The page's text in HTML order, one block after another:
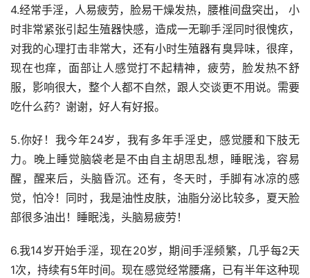
4.经常手淫，人易疲劳，脸易干燥发热，腰椎间盘突出， 小
时非常紧张引起生殖器快感，造成一无聊手淫同时很愧疚，
对我的心理打击非常大，还有小时生殖器有臭异味，很痒，
现在也痒，面部让人感觉打不起精神，疲劳，脸发热不舒
服，影响很大，整个人都不自然，跟人交谈更不用说。需要
吃什么药？谢谢，好人有好报。
5.你好！我今年24岁，我有多年手淫史，感觉腰和下肢无
力。晚上睡觉脑袋老是不由自主胡思乱想，睡眠浅，容易
醒，醒来后，头脑昏沉。还有，冬天时，手脚有冰凉的感
觉，怕冷！同时，我是油性皮肤，油脂分泌比较多，夏天脸
部很多油出！睡眠浅，头脑易疲劳！
6.我14岁开始手淫，现在20岁，期间手淫频繁，几乎每2天
1次，持续有5年时间。现在感觉经常腰痛，已有半年这种现